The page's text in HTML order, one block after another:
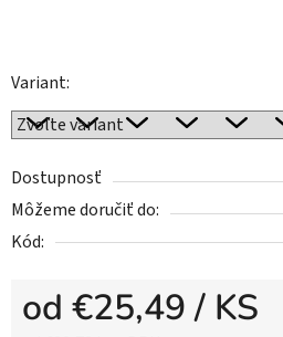
Variant:
Dostupnosť
Môžeme doručiť do:
Kód:
od €25,49 / KS